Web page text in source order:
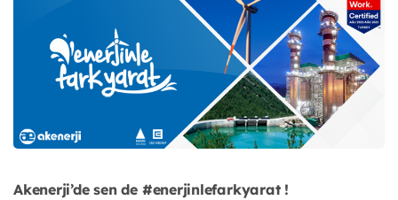
Akenerji’de sen de #enerjinlefarkyarat !